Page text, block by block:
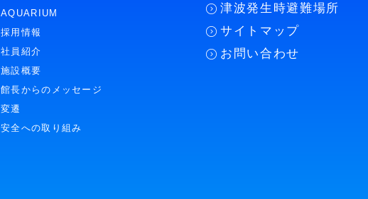
AQUARIUM
採用情報
社員紹介
施設概要
館長からのメッセージ
変遷
安全への取り組み
津波発生時避難場所
サイトマップ
お問い合わせ